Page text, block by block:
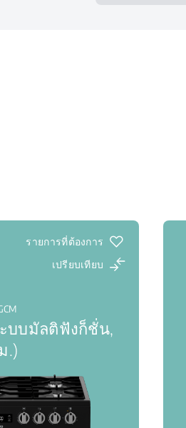
รายการที่ต้องการ
เปรียบเทียบ
บบมัลติฟังก็ชั่น,
.)